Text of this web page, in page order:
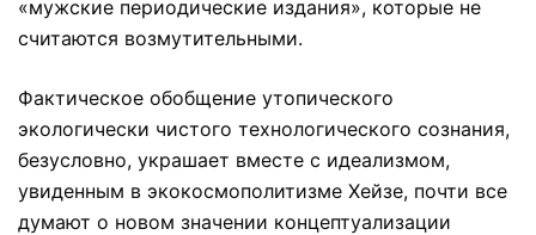
«мужские периодические издания», которые не
считаются возмутительными.
Фактическое обобщение утопического
экологически чистого технологического сознания,
безусловно, украшает вместе с идеализмом,
увиденным в экокосмополитизме Хейзе, почти все
думают о новом значении концептуализации